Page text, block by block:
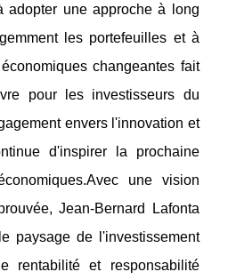
adopter une approche à long
les portefeuilles et à
changeantes fait
pour les investisseurs du
envers l'innovation et
d'inspirer la prochaine
une vision
Jean-Bernard Lafonta
paysage de l'investissement
rentabilité et responsabilité